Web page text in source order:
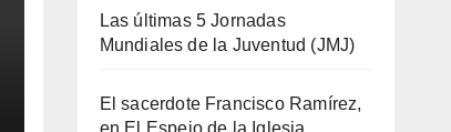
Las últimas 5 Jornadas
Mundiales de la Juventud (JMJ)
El sacerdote Francisco Ramírez,
en El Espejo de la Iglesia